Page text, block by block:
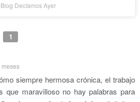
Blog Decíamos Ayer
1
meses
siempre hermosa crónica, el trabajo
que maravilloso no hay palabras para